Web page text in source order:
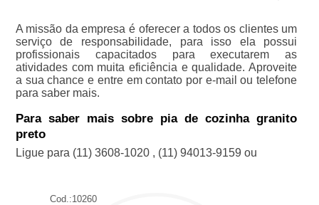
A missão da empresa é oferecer a todos os clientes um
serviço de responsabilidade, para isso ela possui
profissionais capacitados para executarem as
atividades com muita eficiência e qualidade. Aproveite
a sua chance e entre em contato por e-mail ou telefone
para saber mais.
Para saber mais sobre pia de cozinha granito
preto
Ligue para (11) 3608-1020, (11) 94013-9159 ou
Cod.:10260